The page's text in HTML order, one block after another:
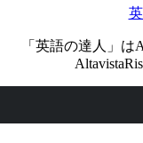
「英語の達人」は